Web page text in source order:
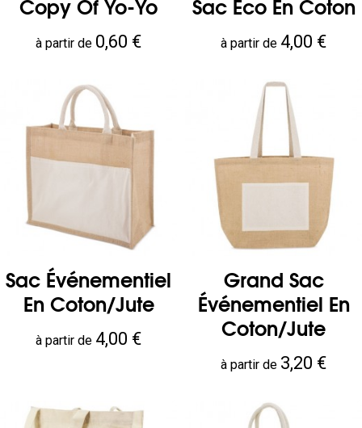
Copy Of Yo-Yo
Prix
à partir de 0,60 €
Sac Éco En Coton
Prix
à partir de 4,00 €
Sac Événementiel
En Coton/jute
Prix
à partir de 4,00 €
Grand Sac
Événementiel En
Coton/jute
Prix
à partir de 3,20 €